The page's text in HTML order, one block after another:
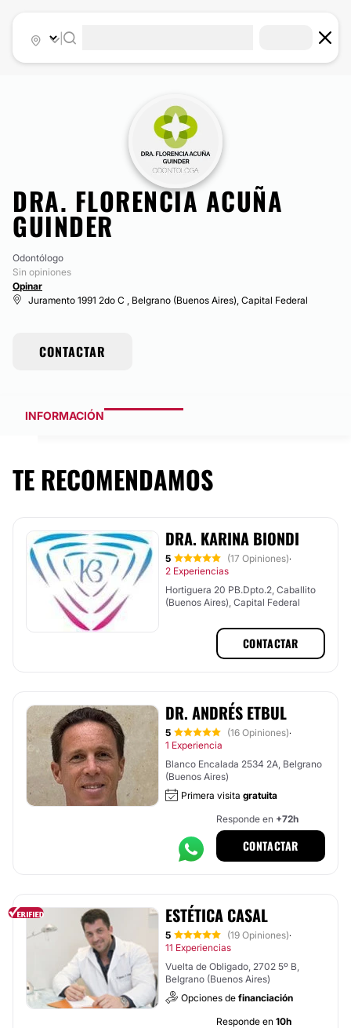
DRA. FLORENCIA ACUÑA
GUINDER
Odontólogo
Sin opiniones
Opinar
Juramento 1991 2do C , Belgrano (Buenos Aires), Capital Federal
CONTACTAR
INFORMACIÓN
TE RECOMENDAMOS
DRA. KARINA BIONDI
5 (17 Opiniones)·
2 Experiencias
Hortiguera 20 PB.Dpto.2, Caballito
(Buenos Aires), Capital Federal
CONTACTAR
DR. ANDRÉS ETBUL
5 (16 Opiniones)·
1 Experiencia
Blanco Encalada 2534 2A, Belgrano
(Buenos Aires)
Primera visita gratuita
Responde en +72h
CONTACTAR
ESTÉTICA CASAL
5 (19 Opiniones)·
11 Experiencias
Vuelta de Obligado, 2702 5º B,
Belgrano (Buenos Aires)
Opciones de financiación
Responde en 10h